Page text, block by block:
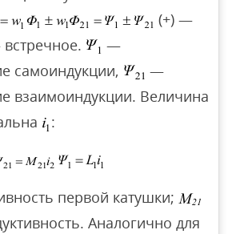
(+) —
—
самоиндукции,
—
взаимоиндукции. Величина
:
первой катушки;
Аналогично для